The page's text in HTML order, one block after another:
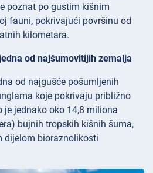
poznat po gustim kišnim
fauni, pokrivajući površinu od
kilometara.
od najšumovitijih zemalja
od najgušće pošumljenih
koje pokrivaju približno
je jednako oko 14,8 miliona
bujnih tropskih kišnih šuma,
dijelom bioraznolikosti